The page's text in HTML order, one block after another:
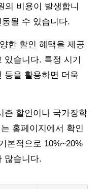
의 비용이 발생합니
될 수 있습니다.
한 할인 혜택을 제공
있습니다. 특정 시기
등을 활용하면 더욱
즌 할인이나 국가장학
홈페이지에서 확인
본적으로 10%~20%
많습니다.